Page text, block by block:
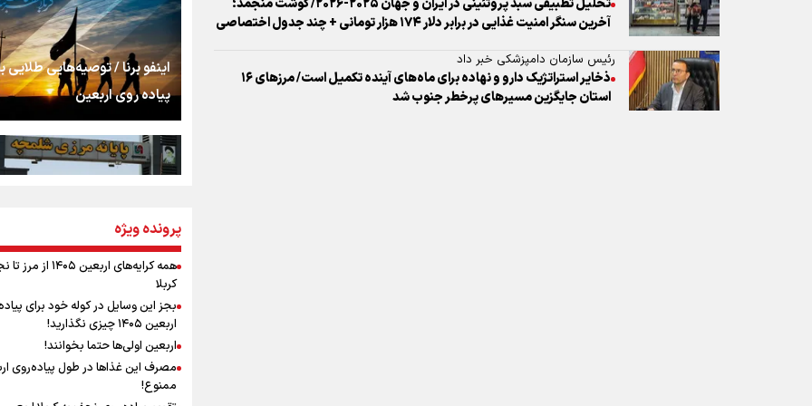
نظر شما
اشک
جمله‌ای که بغض
را شکست؛ «آهای مردم،
تهران رفتند»
سه حسرتی که به
نگاه تمدنی رهبر
فضای مجازی
رابطه کارگر و کارفرما
اینفو برنا / توصیه‌هایی طلایی
پیاده روی اربعین
اینفو برنا / جدول کامل فاصله
شلمچه تا شهرهای زیارتی عراق
اینفو برنا/ میزان مالیات بر ارزش
پرونده ویژه
همه کرایه‌های اربعین ۱۴۰۵
کربلا
بجز این وسایل در کوله خود برای
اربعین ۱۴۰۵ چیزی نگذارید!
اربعین اولی‌ها حتما بخوانند!
مصرف این غذاها در طول پیاده‌روی
ممنوع!